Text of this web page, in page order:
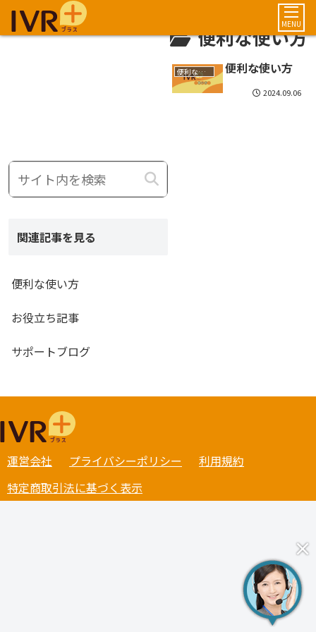
MENU
便利な使い方
便利な使い方 便利な使い方
2024.09.06
関連記事を見る
便利な使い方
お役立ち記事
サポートブログ
運営会社 プライバシーポリシー
利用規約
特定商取引法に基づく表示
×